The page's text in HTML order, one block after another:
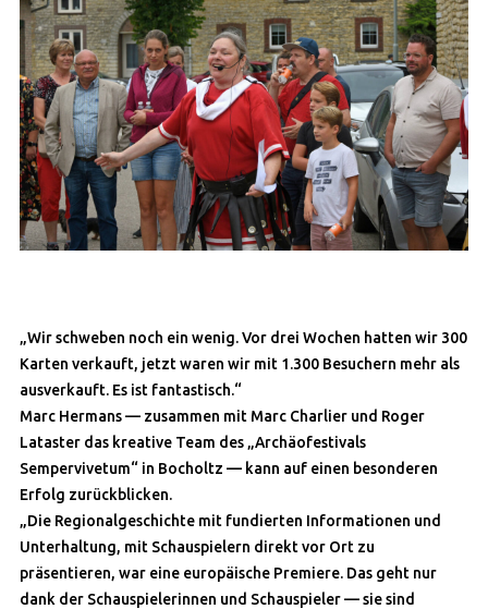
„Wir schweben noch ein wenig. Vor drei Wochen hatten wir 300
Karten verkauft, jetzt waren wir mit 1.300 Besuchern mehr als
ausverkauft. Es ist fantastisch.“
Marc Hermans — zusammen mit Marc Charlier und Roger
Lataster das kreative Team des „Archäofestivals
Sempervivetum“ in Bocholtz — kann auf einen besonderen
Erfolg zurückblicken.
„Die Regionalgeschichte mit fundierten Informationen und
Unterhaltung, mit Schauspielern direkt vor Ort zu
präsentieren, war eine europäische Premiere. Das geht nur
dank der Schauspielerinnen und Schauspieler — sie sind